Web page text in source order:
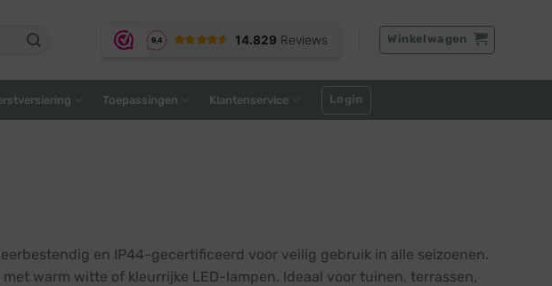
Winkelwagen
Toepassingen Klantenservice Login
en IP44-gecertificeerd voor veilig gebruik in alle seizoenen.
warm witte of kleurrijke LED-lampen. Ideaal voor tuinen, terrassen,